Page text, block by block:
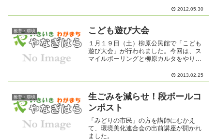
2012.05.30
教育・環境 こども遊び大会
１月１９日（土）柳原公民館で「こども
遊び大会」が行われました。今回は、ス
マイルボーリングと柳原カルタをやりま
ートに通過させてピンを倒して競うゲー
ムで、小さい子も楽しんでいました。 柳
2013.02.25
教育・環境
生ごみを減らせ！段ボールコ
ンポスト
「みどりの市民」の方を講師にむかえ
て、環境美化連合会の出前講座が開かれ
ました。